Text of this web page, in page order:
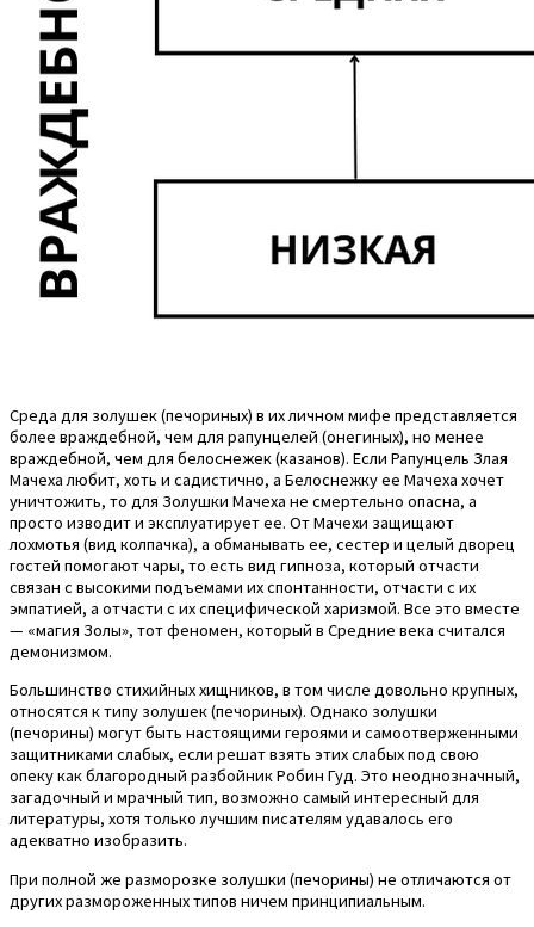
Среда для золушек (печориных) в их личном мифе представляется
более враждебной, чем для рапунцелей (онегиных), но менее
враждебной, чем для белоснежек (казанов). Если Рапунцель Злая
Мачеха любит, хоть и садистично, а Белоснежку ее Мачеха хочет
уничтожить, то для Золушки Мачеха не смертельно опасна, а
просто изводит и эксплуатирует ее. От Мачехи защищают
лохмотья (вид колпачка), а обманывать ее, сестер и целый дворец
гостей помогают чары, то есть вид гипноза, который отчасти
связан с высокими подъемами их спонтанности, отчасти с их
эмпатией, а отчасти с их специфической харизмой. Все это вместе
— «магия Золы», тот феномен, который в Средние века считался
демонизмом.
Большинство стихийных хищников, в том числе довольно крупных,
относятся к типу золушек (печориных). Однако золушки
(печорины) могут быть настоящими героями и самоотверженными
защитниками слабых, если решат взять этих слабых под свою
опеку как благородный разбойник Робин Гуд. Это неоднозначный,
загадочный и мрачный тип, возможно самый интересный для
литературы, хотя только лучшим писателям удавалось его
адекватно изобразить.
При полной же разморозке золушки (печорины) не отличаются от
других размороженных типов ничем принципиальным.